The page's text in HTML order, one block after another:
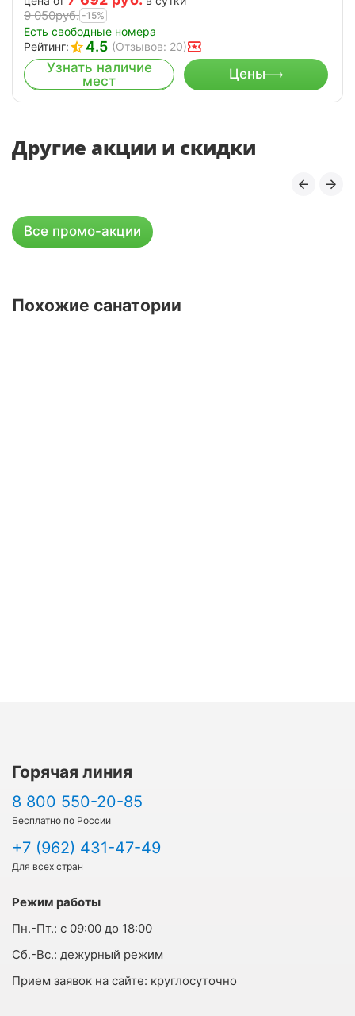
9 050руб. -15%
Есть свободные номера
Рейтинг:
4.5 (Отзывов: 20)
Узнать наличие
мест
Цены
Другие акции и скидки
Все промо-акции
Похожие санатории
Горячая линия
8 800 550-20-85
Бесплатно по России
+7 (962) 431-47-49
Для всех стран
Режим работы
Пн.-Пт.: с 09:00 до 18:00
Cб.-Вс.: дежурный режим
Прием заявок на сайте: круглосуточно